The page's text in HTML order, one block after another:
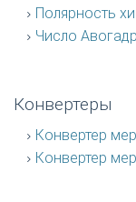
Полярность
Число
Конвертеры
Конвертер
Конвертер